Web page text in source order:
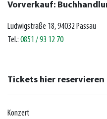
Vorverkauf:
Ludwigstraße 18, 94032 Passau
Tel.: 0851 / 93 12 70
Tickets hier reservieren
Konzert